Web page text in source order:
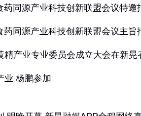
药同源产业科技创新联盟会议特
药同源产业科技创新联盟会议主
产业专业委员会成立大会在新晃
业 杨鹏参加